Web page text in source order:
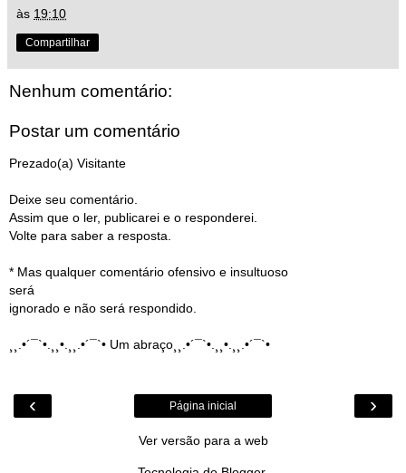
às 19:10
Compartilhar
Nenhum comentário:
Postar um comentário
Prezado(a) Visitante
Deixe seu comentário.
Assim que o ler, publicarei e o responderei.
Volte para saber a resposta.
* Mas qualquer comentário ofensivo e insultuoso
será
ignorado e não será respondido.
¸¸.•´¯`•.¸¸•.¸¸.•´¯`• Um abraço¸¸.•´¯`•.¸¸•.¸¸.•´¯`•
‹ ›
Página inicial
Ver versão para a web